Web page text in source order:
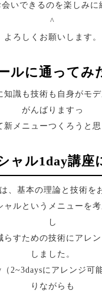
いできるのを楽しみ
^
よろしくお願いします。
ルに通ってみ
知識も技術も自身がモ
がんばります っ
新メニューつくろうと思
ャル1day講座
、基本の理論と技術を
ャルというメニューを
し
らすための技術にアレ
しました。
2~3daysにアレンジ可
りながらも